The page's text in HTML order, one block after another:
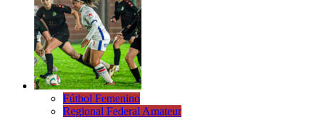
Fútbol Femenino
Regional Federal Amateur